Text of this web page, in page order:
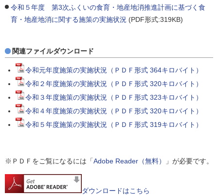
令和５年度 第3次ふくいの食育・地産地消推進計画に基づく食
育・地産地消に関する施策の実施状況 (PDF形式:319KB)
関連ファイルダウンロード
令和元年度施策の実施状況（ＰＤＦ形式 364キロバイト）
令和２年度施策の実施状況（ＰＤＦ形式 320キロバイト）
令和３年度施策の実施状況（ＰＤＦ形式 323キロバイト）
令和４年度施策の実施状況（ＰＤＦ形式 320キロバイト）
令和５年度施策の実施状況（ＰＤＦ形式 319キロバイト）
※ＰＤＦをご覧になるには「Adobe Reader（無料） 」が必要です。
ダウンロードはこちら